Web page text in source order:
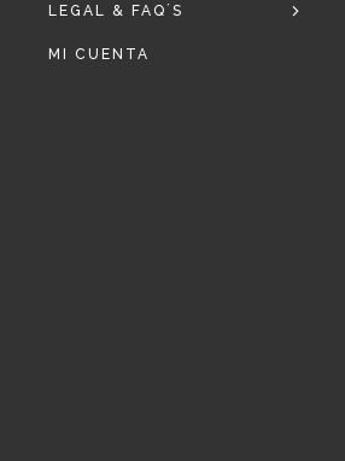
LEGAL & FAQ´S
MI CUENTA